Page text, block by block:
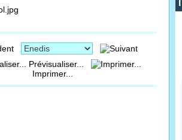
Prévisualiser...
Imprimer...